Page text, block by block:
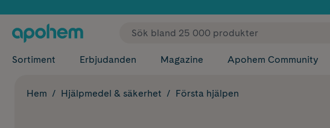
✓ Fri frakt
Sortiment Erbjudanden Magazine Apohem Community
Hem Hjälpmedel & säkerhet Första hjälpen